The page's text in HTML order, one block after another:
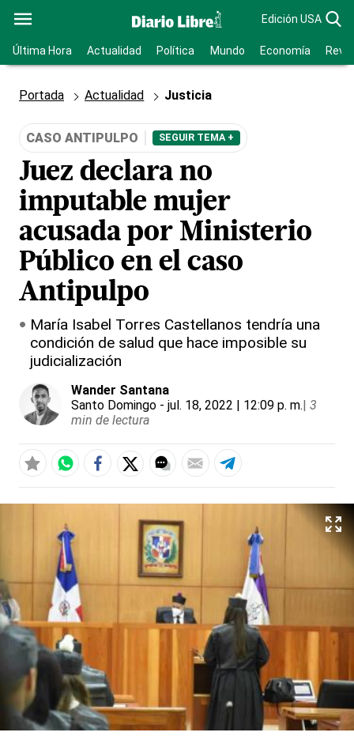
Edición USA
Última Hora Actualidad Política Mundo Economía
Portada Actualidad Justicia
CASO ANTIPULPO SEGUIR TEMA +
Juez declara no
imputable mujer
acusada por Ministerio
Público en el caso
Antipulpo
María Isabel Torres Castellanos tendría una
condición de salud que hace imposible su
judicialización
Wander Santana
Santo Domingo - jul. 18, 2022 | 12:09 p. m.| 3
min de lectura